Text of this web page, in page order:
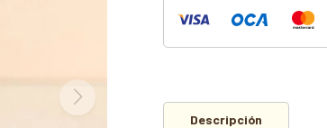
Descripción